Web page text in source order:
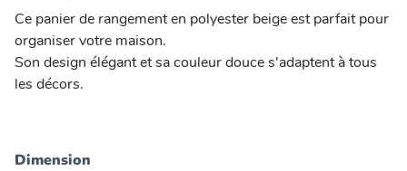
Ce panier de rangement en polyester beige est parfait pour
organiser votre maison.
Son design élégant et sa couleur douce s'adaptent à tous
les décors.
Dimension